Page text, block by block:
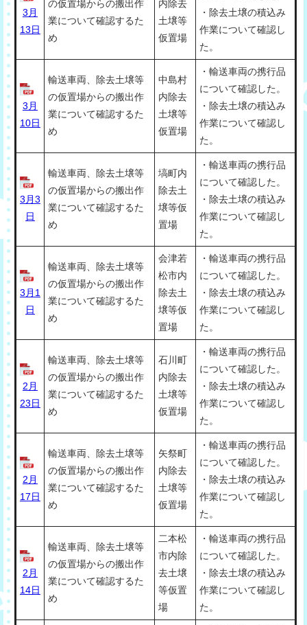
3月
13日
の仮置場からの搬出作
業について確認するた
め
内除去
土壌等
仮置場
・除去土壌の積込み
作業について確認し
た。
3月
10日
輸送車両、除去土壌等
の仮置場からの搬出作
業について確認するた
め
中島村
内除去
土壌等
仮置場
・輸送車両の携行品
について確認した。
・除去土壌の積込み
作業について確認し
た。
3月3
日
輸送車両、除去土壌等
の仮置場からの搬出作
業について確認するた
め
塙町内
除去土
壌等仮
置場
・輸送車両の携行品
について確認した。
・除去土壌の積込み
作業について確認し
た。
3月1
日
輸送車両、除去土壌等
の仮置場からの搬出作
業について確認するた
め
会津若
松市内
除去土
壌等仮
置場
・輸送車両の携行品
について確認した。
・除去土壌の積込み
作業について確認し
た。
2月
23日
輸送車両、除去土壌等
の仮置場からの搬出作
業について確認するた
め
石川町
内除去
土壌等
仮置場
・輸送車両の携行品
について確認した。
・除去土壌の積込み
作業について確認し
た。
2月
17日
輸送車両、除去土壌等
の仮置場からの搬出作
業について確認するた
め
矢祭町
内除去
土壌等
仮置場
・輸送車両の携行品
について確認した。
・除去土壌の積込み
作業について確認し
た。
2月
14日
輸送車両、除去土壌等
の仮置場からの搬出作
業について確認するた
め
二本松
市内除
去土壌
等仮置
場
・輸送車両の携行品
について確認した。
・除去土壌の積込み
作業について確認し
た。